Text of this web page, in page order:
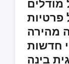
מודלים
מהירה
חדשות
בינה